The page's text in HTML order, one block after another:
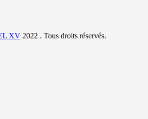
XV2022 . Tous droits réservés.